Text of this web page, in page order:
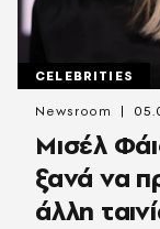
CELEBRITIES
Μισέλ
ξανά να
άλλη
Newsroom